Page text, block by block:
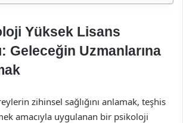
Yüksek Lisans
Geleceğin Uzmanlarına
zihinsel sağlığını anlamak, teşhis
amacıyla uygulanan bir psikoloji